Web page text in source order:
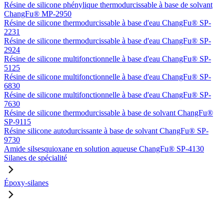
Résine de silicone phénylique thermodurcissable à base de solvant
ChangFu® MP-2950
Résine de silicone thermodurcissable à base d'eau ChangFu® SP-
2231
Résine de silicone thermodurcissable à base d'eau ChangFu® SP-
2924
Résine de silicone multifonctionnelle à base d'eau ChangFu® SP-
5125
Résine de silicone multifonctionnelle à base d'eau ChangFu® SP-
6830
Résine de silicone multifonctionnelle à base d'eau ChangFu® SP-
7630
Résine de silicone thermodurcissable à base de solvant ChangFu®
SP-9115
Résine silicone autodurcissante à base de solvant ChangFu® SP-
9730
Amide silsesquioxane en solution aqueuse ChangFu® SP-4130
Silanes de spécialité
Époxy-silanes